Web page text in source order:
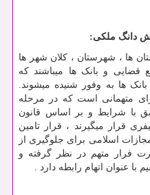
دانگ ملکی:
ها ، شهرستان ، کلان شهر ها
و بانک ها میباشند که
بانک ها به وفور شنیده میشوند.
متهمانی است که در مرحله
با شرایط و بر اساس قانون
قرار میگیرند ، قرار تامین
اسلامی برای جلوگیری از
فرار متهم در نظر گرفته و
با عنوان اتهام رابطه دارد .